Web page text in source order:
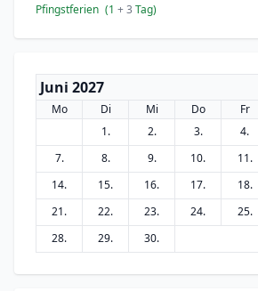
Pfingstferien (1 + 3 Tag)
Juni 2027
Mo Di Mi Do Fr
1.
2. 3. 4.
7.
8. 9. 10. 11.
14.
15. 16. 17. 18.
21.
22. 23. 24. 25.
28.
29. 30.